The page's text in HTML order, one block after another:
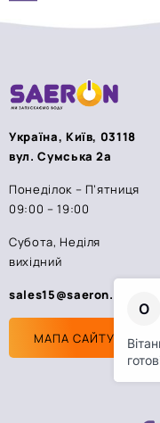
Україна, Київ, 03118
вул. Сумська 2а
Понеділок – П’ятниця
09:00 – 19:00
Субота, Неділя
вихідний
sales15@saeron.ua
МАПА САЙТУ